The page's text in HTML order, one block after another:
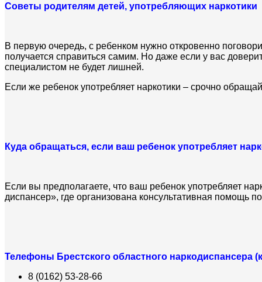
Советы родителям детей, употребляющих наркотики
В первую очередь, с ребенком нужно откровенно
получается справиться самим. Но даже если у вас
специалистом не будет лишней.
Если же ребенок употребляет наркотики – срочно
Куда обращаться, если ваш ребенок употребляет
Если вы предполагаете, что ваш ребенок употребляет
диспансер», где организована консультативная помощь
Телефоны Брестского областного наркодиспансера
8 (0162) 53-28-66